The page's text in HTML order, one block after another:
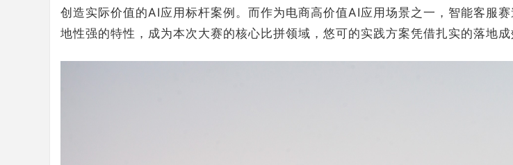
创造实际价值的AI应用标杆案例。而作为电商高价值AI应用场景之一，智能客服
地性强的特性，成为本次大赛的核心比拼领域，悠可的实践方案凭借扎实的落地成